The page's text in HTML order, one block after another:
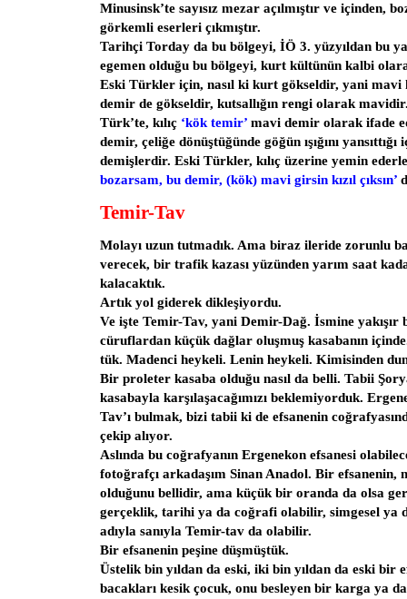
Minusinsk’te sayısız mezar açılmıştır ve içinden,
görkemli eserleri çıkmıştır.
Tarihçi Torday da bu bölgeyi, İÖ 3. yüzyıldan bu
egemen olduğu bu bölgeyi, kurt kültünün kalbi
Eski Türkler için, nasıl ki kurt gökseldir, yani
demir de gökseldir, kutsallığın rengi olarak
Türk’te, kılıç ‘kök temir’ mavi demir olarak ifade
demir, çeliğe dönüştüğünde göğün ışığını
demişlerdir. Eski Türkler, kılıç üzerine yemin
bozarsam, bu demir, (kök) mavi girsin kızıl çıksın’
Temir-Tav
Molayı uzun tutmadık. Ama biraz ileride zorunlu
verecek, bir trafik kazası yüzünden yarım saat
kalacaktık.
Artık yol giderek dikleşiyordu.
Ve işte Temir-Tav, yani Demir-Dağ. İsmine yakışır
cüruflardan küçük dağlar oluşmuş kasabanın
tük. Madenci heykeli. Lenin heykeli. Kimisinden
Bir proleter kasaba olduğu nasıl da belli. Tabii
kasabayla karşılaşacağımızı beklemiyorduk.
Tav’ı bulmak, bizi tabii ki de efsanenin
çekip alıyor.
Aslında bu coğrafyanın Ergenekon efsanesi
fotoğrafçı arkadaşım Sinan Anadol. Bir efsanenin,
olduğunu bellidir, ama küçük bir oranda da olsa
gerçeklik, tarihi ya da coğrafi olabilir, simgesel ya
adıyla sanıyla Temir-tav da olabilir.
Bir efsanenin peşine düşmüştük.
Üstelik bin yıldan da eski, iki bin yıldan da eski bir
bacakları kesik çocuk, onu besleyen bir karga ya